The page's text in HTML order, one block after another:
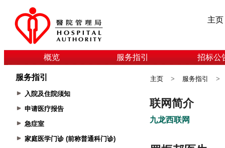
主页
概览 服务指引 招标公
服务指引
入院及住院须知
申请医疗报告
急症室
家庭医学门诊 (前称普通科门诊)
主页 > 服务指引 >